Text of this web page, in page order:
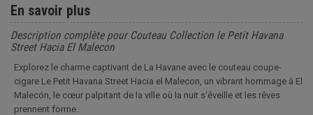
En savoir plus
Description complète pour Couteau Collection le Petit Havana
Street Hacia El Malecon
Explorez le charme captivant de La Havane avec le couteau coupe-
cigare Le Petit Havana Street Hacia el Malecon, un vibrant hommage à El
Malecón, le cœur palpitant de la ville où la nuit s'éveille et les rêves
prennent forme.